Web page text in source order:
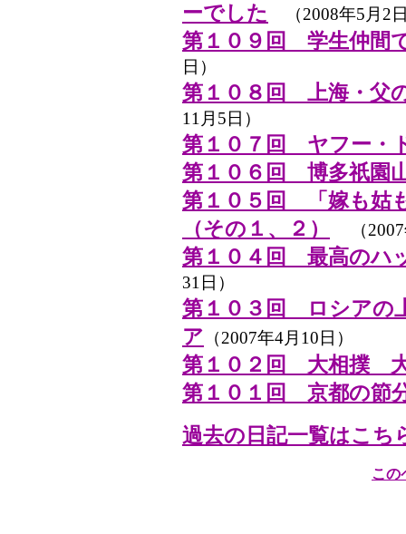
ーでした
（2008年5月2
第１０９回 学生仲間
日）
第１０８回 上海・父
11月5日）
第１０７回 ヤフー・
第１０６回 博多祇園
第１０５回 「嫁も姑
（その１、２）
（
第１０４回 最高のハ
31日）
第１０３回 ロシアの
ア （2007年4月10日）
第１０２回 大相撲
第１０１回 京都の節
過去の日記一覧はこち
この